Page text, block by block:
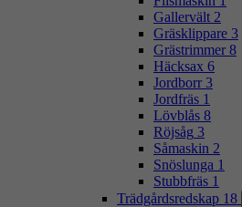
Gallervält 2
Gräsklippare 3
Grästrimmer 8
Häcksax 6
Jordborr 3
Jordfräs 1
Lövblås 8
Röjsåg 3
Såmaskin 2
Snöslunga 1
Stubbfräs 1
Trädgårdsredskap 18